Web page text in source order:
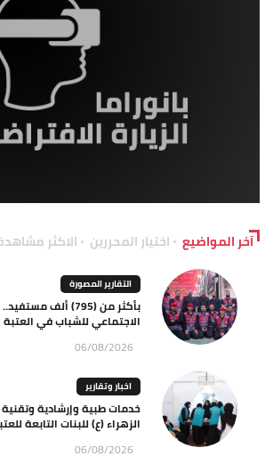
آخر المواضيع اختيار المحررين الاكثر
التقارير المصورة
بأكثر من (795) ألف
الاجتماعي للشباب في
06/08/2026
اخبار وتقارير
خدمات طبية وإرشادية
الزهراء (ع) للبنات التابعة
06/08/2026